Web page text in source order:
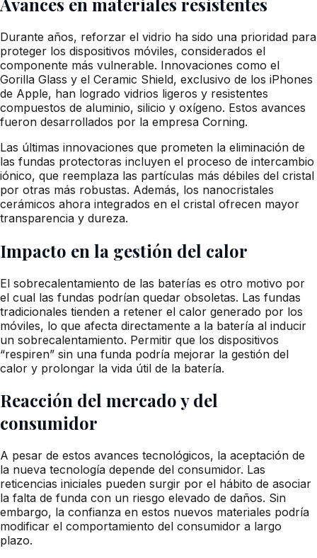
Durante años, reforzar el vidrio ha sido una prioridad para
proteger los dispositivos móviles, considerados el
componente más vulnerable. Innovaciones como el
Gorilla Glass y el Ceramic Shield, exclusivo de los iPhones
de Apple, han logrado vidrios ligeros y resistentes
compuestos de aluminio, silicio y oxígeno. Estos avances
fueron desarrollados por la empresa Corning.
Las últimas innovaciones que prometen la eliminación de
las fundas protectoras incluyen el proceso de intercambio
iónico, que reemplaza las partículas más débiles del cristal
por otras más robustas. Además, los nanocristales
cerámicos ahora integrados en el cristal ofrecen mayor
transparencia y dureza.
Impacto en la gestión del calor
El sobrecalentamiento de las baterías es otro motivo por
el cual las fundas podrían quedar obsoletas. Las fundas
tradicionales tienden a retener el calor generado por los
móviles, lo que afecta directamente a la batería al inducir
un sobrecalentamiento. Permitir que los dispositivos
“respiren” sin una funda podría mejorar la gestión del
calor y prolongar la vida útil de la batería.
Reacción del mercado y del
consumidor
A pesar de estos avances tecnológicos, la aceptación de
la nueva tecnología depende del consumidor. Las
reticencias iniciales pueden surgir por el hábito de asociar
la falta de funda con un riesgo elevado de daños. Sin
embargo, la confianza en estos nuevos materiales podría
modificar el comportamiento del consumidor a largo
plazo.